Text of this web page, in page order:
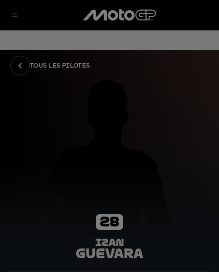
TOUS LES PILOTES
28
Izan
Guevara